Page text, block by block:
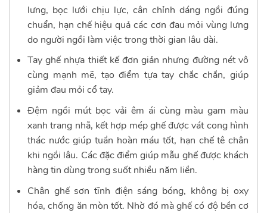
lưng, bọc lưới chịu lực, cân chỉnh dáng ngồi đúng
chuẩn, hạn chế hiệu quả các cơn đau mỏi vùng lưng
do người ngồi làm việc trong thời gian lâu dài.
Tay ghế nhựa thiết kế đơn giản nhưng đường nét vô
cùng mạnh mẽ, tạo điểm tựa tay chắc chắn, giúp
giảm đau mỏi cổ tay.
Đệm ngồi mút bọc vải êm ái cùng màu gam màu
xanh trang nhã, kết hợp mép ghế được vát cong hình
thác nước giúp tuần hoàn máu tốt, hạn chế tê chân
khi ngồi lâu. Các đặc điểm giúp mẫu ghế được khách
hàng tin dùng trong suốt nhiều năm liền.
Chân ghế sơn tĩnh điện sáng bóng, không bị oxy
hóa, chống ăn mòn tốt. Nhờ đó mà ghế có độ bền cơ